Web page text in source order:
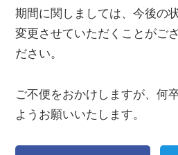
式
会
社
に
せ
下
期間に関しましては、今後の
変更させていただくことがご
ださい。
ご不便をおかけしますが、何
ようお願いいたします。